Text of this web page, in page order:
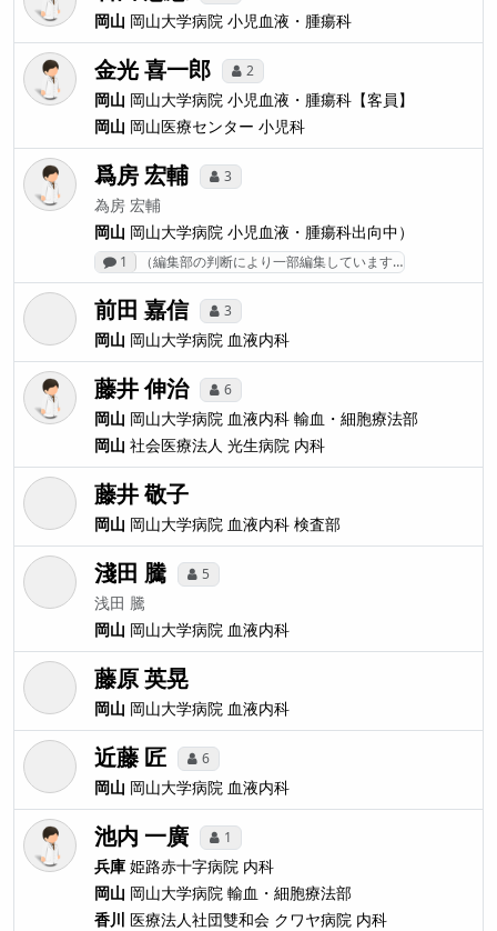
岡山 岡山大学病院 小児血液・腫瘍科
金光 喜一郎 2
岡山 岡山大学病院 小児血液・腫瘍科【客員】
岡山 岡山医療センター 小児科
爲房 宏輔 3
為房 宏輔
岡山 岡山大学病院 小児血液・腫瘍科出向中）
1 （編集部の判断により一部編集しています…
前田 嘉信 3
岡山 岡山大学病院 血液内科
藤井 伸治 6
岡山 岡山大学病院 血液内科 輸血・細胞療法部
岡山 社会医療法人 光生病院 内科
藤井 敬子
岡山 岡山大学病院 血液内科 検査部
淺田 騰 5
浅田 騰
岡山 岡山大学病院 血液内科
藤原 英晃
岡山 岡山大学病院 血液内科
近藤 匠 6
岡山 岡山大学病院 血液内科
池内 一廣 1
兵庫 姫路赤十字病院 内科
岡山 岡山大学病院 輸血・細胞療法部
香川 医療法人社団雙和会 クワヤ病院 内科